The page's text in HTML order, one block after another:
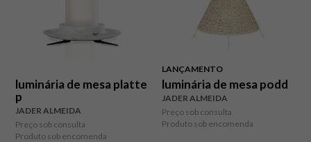
luminária de mesa platte
p
JADER ALMEIDA
Preço sob consulta
Produto sob encomenda
LANÇAMENTO
luminária de mesa podd
JADER ALMEIDA
Preço sob consulta
Produto sob encomenda